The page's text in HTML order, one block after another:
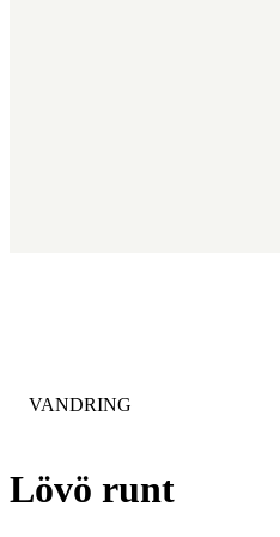
Lövö runt
KATEGORI:
VANDRING